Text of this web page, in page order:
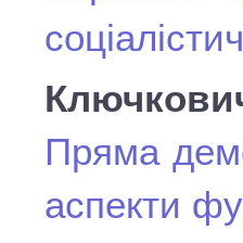
Пряма
аспекти